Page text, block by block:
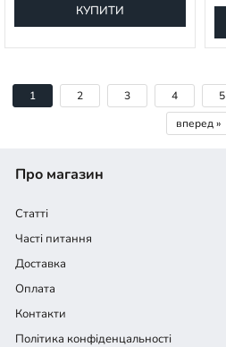
КУПИТИ
1 2 3 4 5
вперед »
Про магазин
Статті
Часті питання
Доставка
Оплата
Контакти
Політика конфіденцальності